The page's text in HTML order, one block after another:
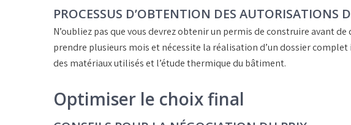
PROCESSUS D’OBTENTION DES AUTORISATIONS
N’oubliez pas que vous devrez obtenir un permis de construireavant de
prendre plusieurs mois et nécessite la réalisation d’un dossier
des matériaux utilisés et l’étude thermique du bâtiment.
Optimiser le choix final